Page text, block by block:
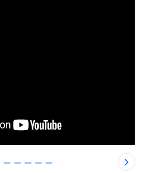
2 3 4 5 6